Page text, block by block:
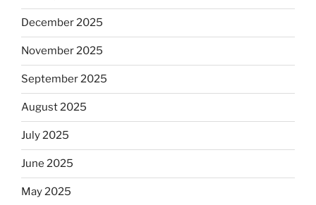
December 2025
November 2025
September 2025
August 2025
July 2025
June 2025
May 2025